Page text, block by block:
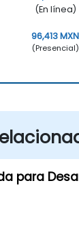
(En línea)
96,413 MXN
(Presencial)
para